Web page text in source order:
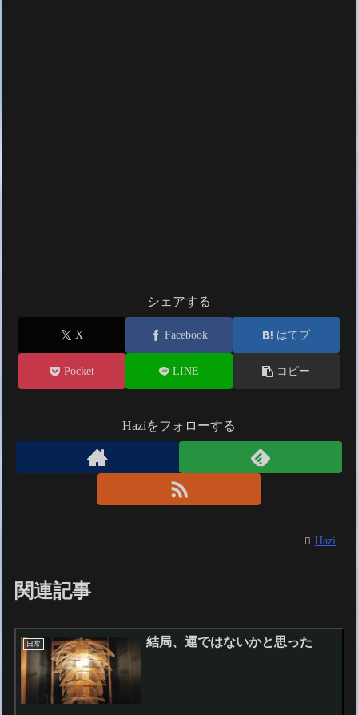
シェアする
X Facebook はてブ
Pocket LINE コピー
Haziをフォローする
Hazi
関連記事
日常 結局、運ではないかと思った